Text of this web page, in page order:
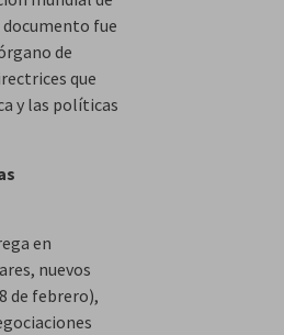
documento fue
de
que
y las políticas
en
nuevos
de febrero),